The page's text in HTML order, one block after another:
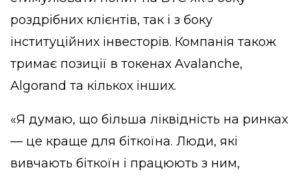
роздрібних клієнтів, так і з боку
інституційних інвесторів. Компанія також
тримає позиції в токенах Avalanche,
Algorand та кількох інших.
«Я думаю, що більша ліквідність на ринках
— це краще для біткоїна. Люди, які
вивчають біткоїн і працюють з ним,